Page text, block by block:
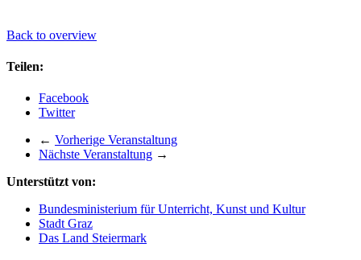
Back to overview
Teilen:
Facebook
Twitter
← Vorherige Veranstaltung
Nächste Veranstaltung →
Unterstützt von:
Bundesministerium für Unterricht, Kunst und Kultur
Stadt Graz
Das Land Steiermark